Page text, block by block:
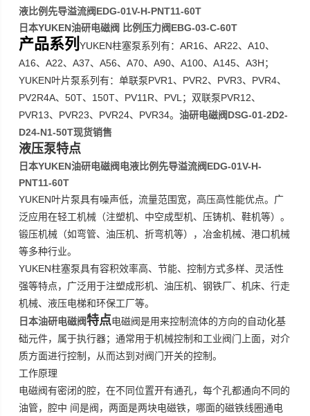
液比例先导溢流阀EDG-01V-H-PNT11-60T
日本YUKEN油研电磁阀 比例压力阀EBG-03-C-60T
产品系列YUKEN柱塞泵系列有：AR16、AR22、A10、
A16、A22、A37、A56、A70、A90、A100、A145、A3H ；
YUKEN叶片泵系列有：单联泵 PVR1 、 PVR2、 PVR3、 PVR4、
PV2R4A、50T、 150T、 PV11R、 PVL ；双联泵 PVR12、
PVR13、 PVR23、 PVR24、 PVR34。油研电磁阀DSG-01-2D2-
D24-N1-50T现货销售
液压泵特点
日本YUKEN油研电磁阀电液比例先导溢流阀EDG-01V-H-
PNT11-60T
YUKEN叶片泵具有噪声低，流量范围宽，高压高性能优点。广
泛应用在轻工机械（注塑机、中空成型机、压铸机、鞋机等）。
锻压机械（如弯管、油压机、折弯机等），冶金机械、港口机械
等多种行业。
YUKEN柱塞泵具有容积效率高、节能、控制方式多样、灵活性
强等特点，广泛用于注塑成形机、油压机、钢铁厂、机床、行走
机械、液压电梯和环保工厂等。
日本油研电磁阀特点电磁阀是用来控制流体的方向的自动化基
础元件，属于执行器；通常用于机械控制和工业阀门上面，对介
质方面进行控制，从而达到对阀门开关的控制。
工作原理
电磁阀有密闭的腔，在不同位置开有通孔，每个孔都通向不同的
油管，腔中 间是阀，两面是两块电磁铁，哪面的磁铁线圈通电